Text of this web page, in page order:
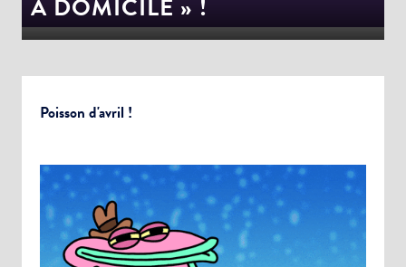
À DOMICILE » !
Poisson d'avril !